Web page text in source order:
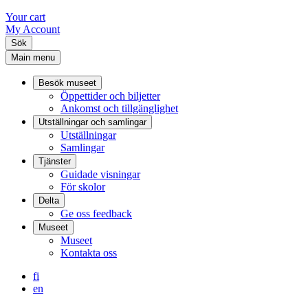
Your cart
My Account
Sök
Main menu
Besök museet
Öppettider och biljetter
Ankomst och tillgänglighet
Utställningar och samlingar
Utställningar
Samlingar
Tjänster
Guidade visningar
För skolor
Delta
Ge oss feedback
Museet
Museet
Kontakta oss
fi
en